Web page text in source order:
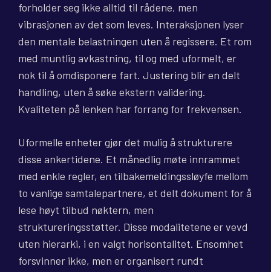
forholder seg ikke alltid til rådene, men
vibrasjonen av det som leves. Interaksjonen lyser
den mentale belastningen uten å regissere. Et rom
med muntlig avkastning, til og med uformelt, er
nok til å omdisponere fart. Justering blir en delt
handling, uten å søke ekstern validering.
Kvaliteten på lenken har forrang for frekvensen.
Uformelle enheter gjør det mulig å strukturere
disse ankertidene. Et månedlig møte innrammet
med enkle regler, en tilbakemeldingssløyfe mellom
to vanlige samtalepartnere, et delt dokument for å
lese høyt tilbud nøktern, men
struktureringsstøtter. Disse modalitetene er vevd
uten hierarki, i en valgt horisontalitet. Ensomhet
forsvinner ikke, men er organisert rundt